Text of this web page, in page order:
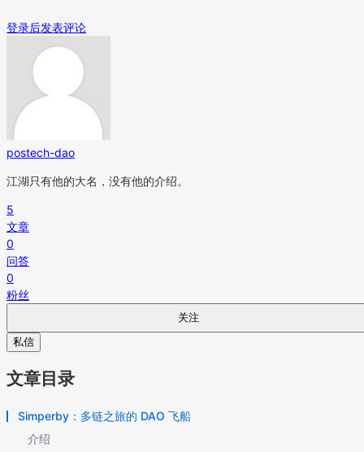
登录后发表评论
postech-dao
江湖只有他的大名，没有他的介绍。
5
文章
0
问答
0
粉丝
关注
私信
文章目录
Simperby：多链之旅的 DAO 飞船
介绍